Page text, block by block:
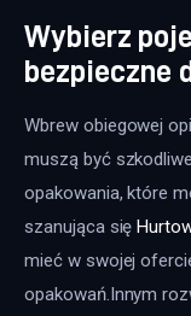
Wybierz
bezpieczne
Wbrew obiegowej
muszą być
opakowania, które
szanująca się
mieć w swojej
opakowań.Innym